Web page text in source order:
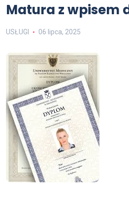
Matura z wpisem
USŁUGI 06 lipca, 2025